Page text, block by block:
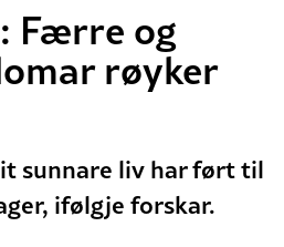
Færre og
røyker
sunnare liv har ført til
ifølgje forskar.